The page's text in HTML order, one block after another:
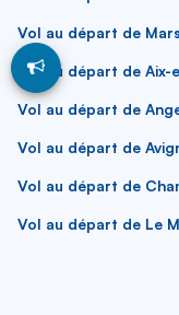
Vol au départ de
Vol au départ de
Vol au départ de
Vol au départ de
Vol au départ de
Vol au départ de Le